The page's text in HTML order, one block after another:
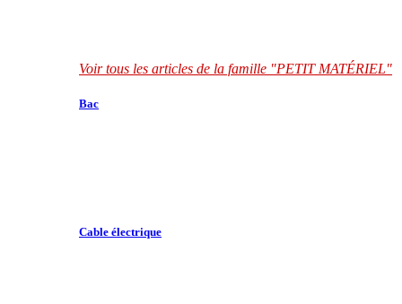
Voir tous les articles de la famille "PETIT MATÉRIEL"
Bac
Cable électrique